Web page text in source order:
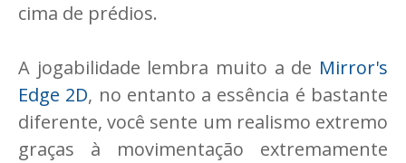
cima de prédios.
A jogabilidade lembra muito a de Mirror's
Edge 2D, no entanto a essência é bastante
diferente, você sente um realismo extremo
graças à movimentação extremamente